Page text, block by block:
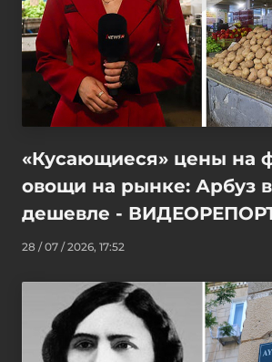
«Кусающиеся» цены на
овощи на рынке: Арбуз
дешевле -
28 / 07 / 2026, 17:52